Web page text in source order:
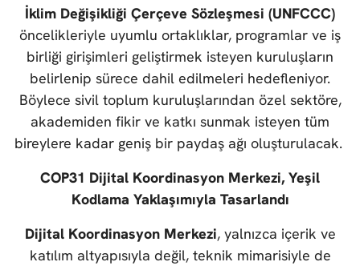
İklim Değişikliği Çerçeve Sözleşmesi (UNFCCC)
öncelikleriyle uyumlu ortaklıklar, programlar ve iş
birliği girişimleri geliştirmek isteyen kuruluşların
belirlenip sürece dahil edilmeleri hedefleniyor.
Böylece sivil toplum kuruluşlarından özel sektöre,
akademiden fikir ve katkı sunmak isteyen tüm
bireylere kadar geniş bir paydaş ağı oluşturulacak.
COP31 Dijital Koordinasyon Merkezi, Yeşil
Kodlama Yaklaşımıyla Tasarlandı
Dijital Koordinasyon Merkezi, yalnızca içerik ve
katılım altyapısıyla değil, teknik mimarisiyle de